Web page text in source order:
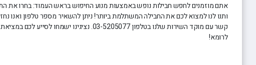
אתם מוזמנים לחפש חבילות נופש באמצעות מנוע החיפוש בראש העמוד: בחרו את
ותנו לנו למצוא לכם את החבילה המשתלמת ביותר! ניתן להשאיר מספר טלפון ואנו
קשר עם מוקד השירות שלנו בטלפון 03-5205077. נציגינו
לרומא!